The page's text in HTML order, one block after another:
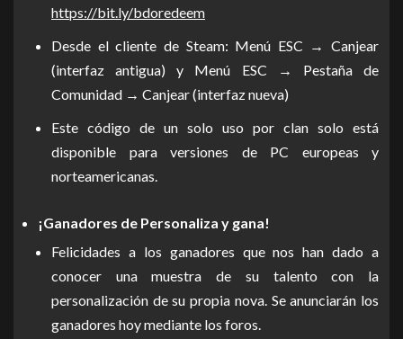
https://bit.ly/bdoredeem
Desde el cliente de Steam: Menú ESC → Canjear
(interfaz antigua) y Menú ESC → Pestaña de
Comunidad → Canjear (interfaz nueva)
Este código de un solo uso por clan solo está
disponible para versiones de PC europeas y
norteamericanas.
¡Ganadores de Personaliza y gana!
Felicidades a los ganadores que nos han dado a
conocer una muestra de su talento con la
personalización de su propia nova. Se anunciarán los
ganadores hoy mediante los foros.